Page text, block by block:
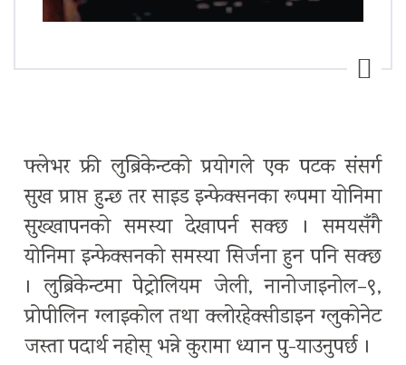
फ्लेभर फ्री लुब्रिकेन्टको प्रयोगले एक पटक संसर्ग
सुख प्राप्त हुन्छ तर साइड इन्फेक्सनका रूपमा योनिमा
सुख्खापनको समस्या देखापर्न सक्छ । समयसँगै
योनिमा इन्फेक्सनको समस्या सिर्जना हुन पनि सक्छ
। लुब्रिकेन्टमा पेट्रोलियम जेली, नानोजाइनोल–९,
प्रोपीलिन ग्लाइकोल तथा क्लोरहेक्सीडाइन ग्लुकोनेट
जस्ता पदार्थ नहोस् भन्ने कुरामा ध्यान पु-याउनुपर्छ ।